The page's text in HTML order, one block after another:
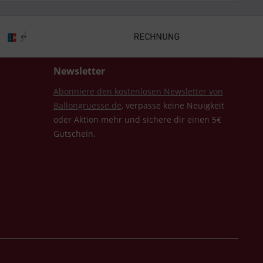
Newsletter
Abonniere den kostenlosen Newsletter von
Ballongruesse.de, verpasse keine Neuigkeit
oder Aktion mehr und sichere dir einen 5€
Gutschein.